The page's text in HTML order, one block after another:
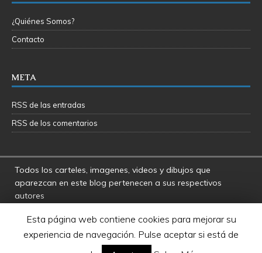
¿Quiénes Somos?
Contacto
META
RSS de las entradas
RSS de los comentarios
Todos los carteles, imagenes, videos y dibujos que
aparezcan en este blog pertenecen a sus respectivos
autores
responsables por las opiniones manifestadas por los
usuarios y colaboradores de este blog
Star Wars es una marca registrada de Disney - Lucasfilms
Esta página web contiene cookies para mejorar su
experiencia de navegación. Pulse aceptar si está de